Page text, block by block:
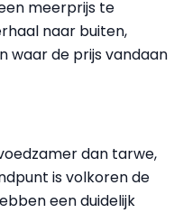
meerprijs te
naar buiten,
waar de prijs vandaan
dan tarwe,
is volkoren de
een duidelijk